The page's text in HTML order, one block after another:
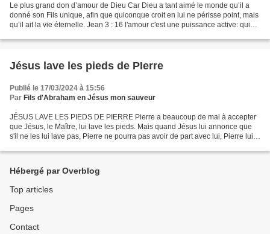
Le plus grand don d’amour de Dieu Car Dieu a tant aimé le monde qu’il a
donné son Fils unique, afin que quiconque croit en lui ne périsse point, mais
qu’il ait la vie éternelle. Jean 3 : 16 l'amour c'est une puissance active: qui
Jésus lave les pieds de PIerre
Publié le 17/03/2024 à 15:56
Par Fils d'Abraham en Jésus mon sauveur
JÉSUS LAVE LES PIEDS DE PIERRE Pierre a beaucoup de mal à accepter
que Jésus, le Maître, lui lave les pieds. Mais quand Jésus lui annonce que
s'il ne les lui lave pas, Pierre ne pourra pas avoir de part avec lui, Pierre lui
Hébergé par Overblog
Top articles
Pages
Contact